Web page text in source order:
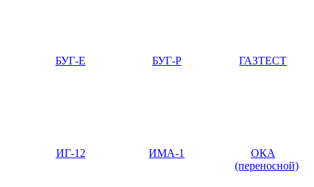
БУГ-Е БУГ-Р ГАЗТЕСТ
ИГ-12 ИМА-1
ОКА
(переносной)